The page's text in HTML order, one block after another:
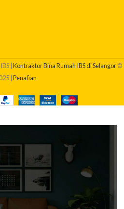
|Kontraktor Bina Rumah IBS di Selangor©
|Penafian
BINA RUMAH SAYA?
rumah anda sekarang!